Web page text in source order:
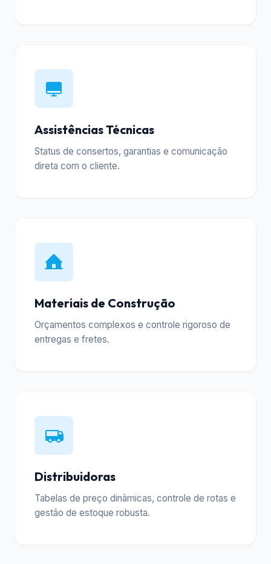
Assistências Técnicas
Status de consertos, garantias e comunicação
direta com o cliente.
Materiais de Construção
Orçamentos complexos e controle rigoroso de
entregas e fretes.
Distribuidoras
Tabelas de preço dinâmicas, controle de rotas e
gestão de estoque robusta.